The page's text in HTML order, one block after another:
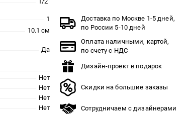
1
10.1 см
Да
Нет
Нет
Нет
Нет
Доставка по Москве 1-5 дней,
по России 5-10 дней
Оплата наличными, картой,
по счету с НДС
Дизайн-проект в подарок
Скидки на большие заказы
Сотрудничаем с дизайнерами